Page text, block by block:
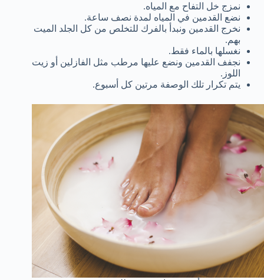
نمزج خل التفاح مع المياه.
نضع القدمين في المياه لمدة نصف ساعة.
نخرج القدمين ونبدأ بالفرك للتخلص من كل الجلد الميت
بهم.
نغسلها بالماء فقط.
نجفف القدمين ونضع عليها مرطب مثل الفازلين أو زيت
اللوز.
يتم تكرار تلك الوصفة مرتين كل أسبوع.